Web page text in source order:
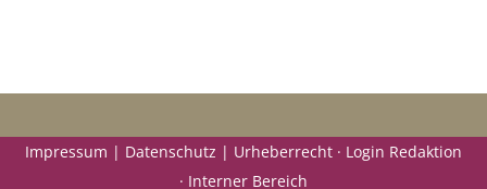
Impressum | Datenschutz | Urheberrecht · Login Redaktion
· Interner Bereich